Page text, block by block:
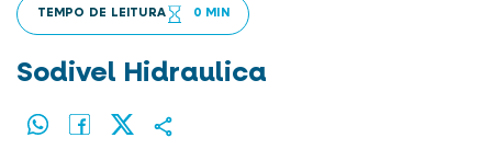
TEMPO DE LEITURA 0 MIN
Sodivel Hidraulica